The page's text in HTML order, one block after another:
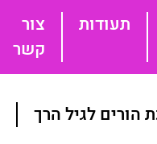
תעודות
צור
קשר
הורים לגיל הרך